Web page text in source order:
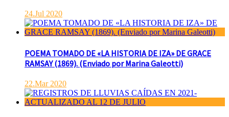
24.Jul 2020
POEMA TOMADO DE «LA HISTORIA DE IZA» DE GRACE
RAMSAY (1869). (Enviado por Marina Galeotti)
22.Mar 2020